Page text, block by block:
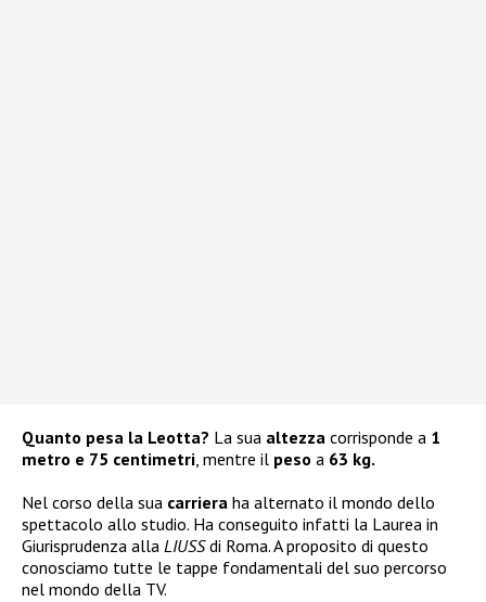
Quanto pesa la Leotta? La sua altezza corrisponde a 1
metro e 75 centimetri, mentre il peso a 63 kg.
Nel corso della sua carriera ha alternato il mondo dello
spettacolo allo studio. Ha conseguito infatti la Laurea in
Giurisprudenza alla LIUSSdi Roma. A proposito di questo
conosciamo tutte le tappe fondamentali del suo percorso
nel mondo della TV.